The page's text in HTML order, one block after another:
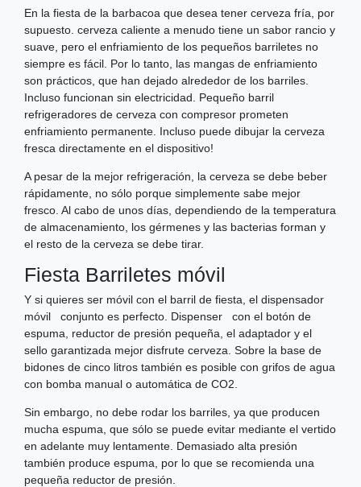
En la fiesta de la barbacoa que desea tener cerveza fría, por
supuesto. cerveza caliente a menudo tiene un sabor rancio y
suave, pero el enfriamiento de los pequeños barriletes no
siempre es fácil. Por lo tanto, las mangas de enfriamiento
son prácticos, que han dejado alrededor de los barriles.
Incluso funcionan sin electricidad. Pequeño barril
refrigeradores de cerveza con compresor prometen
enfriamiento permanente. Incluso puede dibujar la cerveza
fresca directamente en el dispositivo!
A pesar de la mejor refrigeración, la cerveza se debe beber
rápidamente, no sólo porque simplemente sabe mejor
fresco. Al cabo de unos días, dependiendo de la temperatura
de almacenamiento, los gérmenes y las bacterias forman y
el resto de la cerveza se debe tirar.
Fiesta Barriletes móvil
Y si quieres ser móvil con el barril de fiesta, el dispensador
móvil conjunto es perfecto. Dispenser con el botón de
espuma, reductor de presión pequeña, el adaptador y el
sello garantizada mejor disfrute cerveza. Sobre la base de
bidones de cinco litros también es posible con grifos de agua
con bomba manual o automática de CO2.
Sin embargo, no debe rodar los barriles, ya que producen
mucha espuma, que sólo se puede evitar mediante el vertido
en adelante muy lentamente. Demasiado alta presión
también produce espuma, por lo que se recomienda una
pequeña reductor de presión.